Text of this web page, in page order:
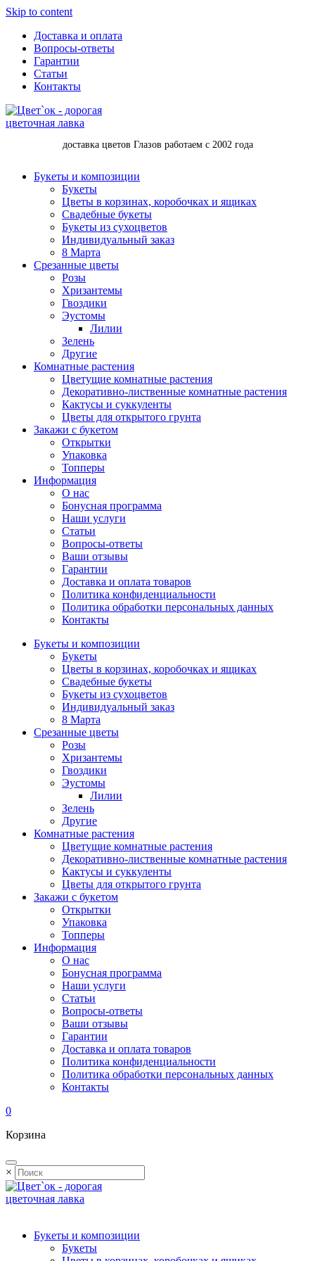
Skip to content
Доставка и оплата
Вопросы-ответы
Гарантии
Статьи
Контакты
доставка цветов Глазов работаем с 2002 года
Букеты и композиции
Букеты
Цветы в корзинах, коробочках и ящиках
Свадебные букеты
Букеты из сухоцветов
Индивидуальный заказ
8 Марта
Срезанные цветы
Розы
Хризантемы
Гвоздики
Эустомы
Лилии
Зелень
Другие
Комнатные растения
Цветущие комнатные растения
Декоративно-лиственные комнатные растения
Кактусы и суккуленты
Цветы для открытого грунта
Закажи с букетом
Открытки
Упаковка
Топперы
Информация
О нас
Бонусная программа
Наши услуги
Статьи
Вопросы-ответы
Ваши отзывы
Гарантии
Доставка и оплата товаров
Политика конфиденциальности
Политика обработки персональных данных
Контакты
Букеты и композиции
Букеты
Цветы в корзинах, коробочках и ящиках
Свадебные букеты
Букеты из сухоцветов
Индивидуальный заказ
8 Марта
Срезанные цветы
Розы
Хризантемы
Гвоздики
Эустомы
Лилии
Зелень
Другие
Комнатные растения
Цветущие комнатные растения
Декоративно-лиственные комнатные растения
Кактусы и суккуленты
Цветы для открытого грунта
Закажи с букетом
Открытки
Упаковка
Топперы
Информация
О нас
Бонусная программа
Наши услуги
Статьи
Вопросы-ответы
Ваши отзывы
Гарантии
Доставка и оплата товаров
Политика конфиденциальности
Политика обработки персональных данных
Контакты
0
Корзина
×
Букеты и композиции
Букеты